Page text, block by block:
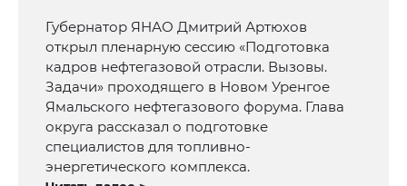
Губернатор ЯНАО Дмитрий Артюхов
открыл пленарную сессию «Подготовка
кадров нефтегазовой отрасли. Вызовы.
Задачи» проходящего в Новом Уренгое
Ямальского нефтегазового форума. Глава
округа рассказал о подготовке
специалистов для топливно-
энергетического комплекса.